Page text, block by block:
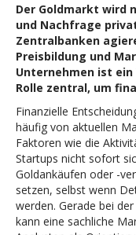
Der Goldmarkt wird
und Nachfrage
Zentralbanken
Preisbildung und
Unternehmen ist
Rolle zentral, um
Finanzielle
häufig von aktuellen
Faktoren wie die
Startups nicht sofort
Goldankäufen oder -
setzen, selbst wenn
werden. Gerade bei
kann eine sachliche